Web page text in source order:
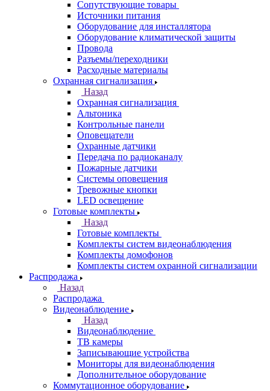
Сопутствующие товары
Источники питания
Оборудование для инсталлятора
Оборудование климатической защиты
Провода
Разъемы/переходники
Расходные материалы
Охранная сигнализация
Назад
Охранная сигнализация
Альтоника
Контрольные панели
Оповещатели
Охранные датчики
Передача по радиоканалу
Пожарные датчики
Системы оповещения
Тревожные кнопки
LED освещение
Готовые комплекты
Назад
Готовые комплекты
Комплекты систем видеонаблюдения
Комплекты домофонов
Комплекты систем охранной сигнализации
Распродажа
Назад
Распродажа
Видеонаблюдение
Назад
Видеонаблюдение
ТВ камеры
Записывающие устройства
Мониторы для видеонаблюдения
Дополнительное оборудование
Коммутационное оборудование